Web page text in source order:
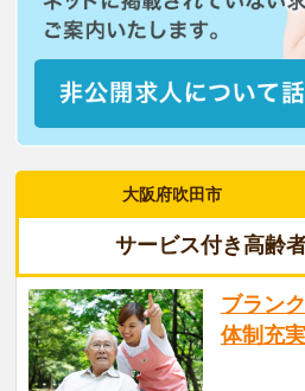
大阪府吹田市
サービス付き高齢
ブラン
体制充実